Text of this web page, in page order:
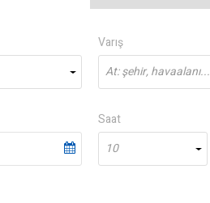
Varış
At: şehir, havaalanı...
Saat
10